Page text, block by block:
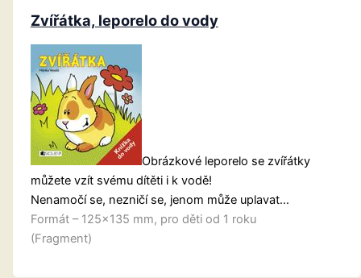
Zvířátka, leporelo do vody
Obrázkové leporelo se zvířátky
můžete vzít svému dítěti i k vodě!
Nenamočí se, nezničí se, jenom může uplavat…
Formát – 125×135 mm, pro děti od 1 roku
(Fragment)